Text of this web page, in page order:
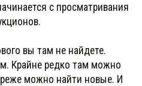
с просматривания
вы там не найдете.
Крайне редко там можно
можно найти новые. И